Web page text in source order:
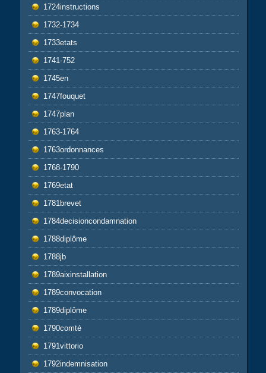
1724instructions
1732-1734
1733etats
1741-752
1745en
1747fouquet
1747plan
1763-1764
1763ordonnances
1768-1790
1769etat
1781brevet
1784decisioncondamnation
1788diplôme
1788jb
1789aixinstallation
1789convocation
1789diplôme
1790comté
1791vittorio
1792indemnisation